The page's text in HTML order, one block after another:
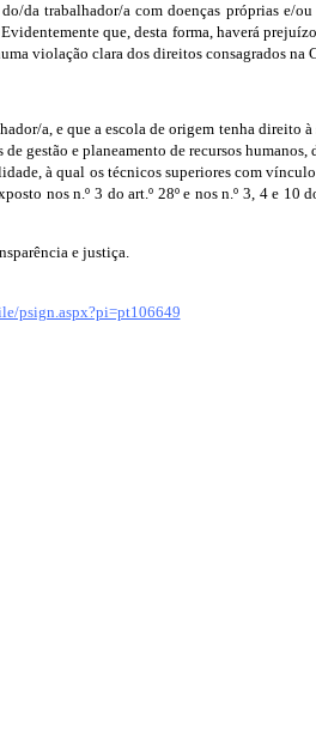
trabalhador/a com doenças próprias e/
que, desta forma, haverá
violação clara dos direitos consagrados
a, e que a escola de origem tenha
gestão e planeamento de recursos
à qual os técnicos superiores com
nos n.º 3 do art.º 28º e nos n.º 3, 4 e
e justiça.
psign.aspx?pi=pt106649